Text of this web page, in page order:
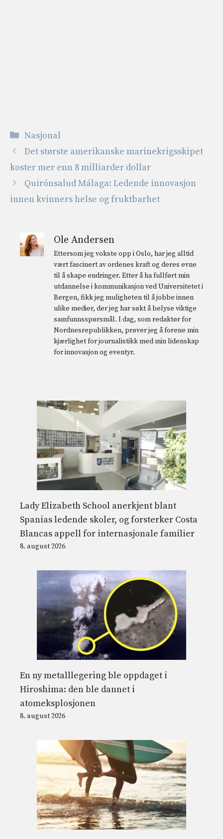
Kategorier
Nasjonal
Det største amerikanske marinekrigsskipet
koster mer enn 8 milliarder dollar
Quirónsalud Málaga: Ledende innovasjon
innen kvinners helse og fruktbarhet
Ole Andersen
Ettersom jeg vokste opp i Oslo, har jeg alltid
vært fascinert av ordenes kraft og deres evne
til å skape endringer. Etter å ha fullført min
utdannelse i kommunikasjon ved Universitetet i
Bergen, fikk jeg muligheten til å jobbe innen
ulike medier, der jeg har søkt å belyse viktige
samfunnsspørsmål. I dag, som redaktør for
Nordnesrepublikken, prøver jeg å forene min
kjærlighet for journalistikk med min lidenskap
for innovasjon og eventyr.
Lady Elizabeth School anerkjent blant
Spanias ledende skoler, og forsterker Costa
Blancas appell for internasjonale familier
8. august 2026
En ny metalllegering ble oppdaget i
Hiroshima: den ble dannet i
atomeksplosjonen
8. august 2026